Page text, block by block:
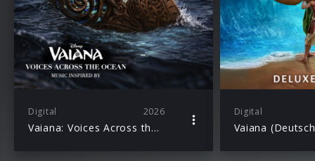
Digital 2026
Vaiana: Voices Across the Ocean (Music Inspired By)
Digital